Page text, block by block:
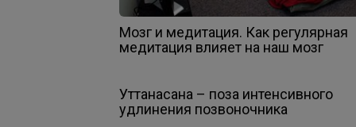
Мозг и медитация. Как регулярная
медитация влияет на наш мозг
Уттанасана – поза интенсивного
удлинения позвоночника